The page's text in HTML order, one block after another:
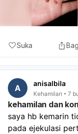
Suka
A anisalbila
Kehamilan 7
kehamilan dan
saya hb kemarin
pada ejekulasi